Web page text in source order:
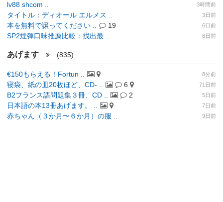
lv88 shcom .. 3時間前
タイトル：ディオール エルメス .. 3日前
本を無料で譲ってください .. 19 6日前
SP2煙彈口味推薦比較：找出最 .. 6日前
あげます (835)
€150もらえる！Fortun .. 8分前
寝袋、紙の皿20枚ほど、CD- .. 6 71日前
B2フランス語問題集３冊、CD .. 2 5日前
日本語の本13冊あげます。 .. 7日前
赤ちゃん（３か月〜６か月）の服 .. 9日前